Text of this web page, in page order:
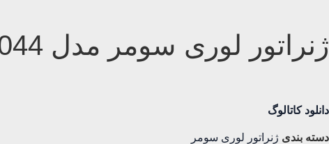
ژنراتور لوری سومر مدل TAL 044
دانلود کاتالوگ
دسته بندی ژنراتور لوری سومر